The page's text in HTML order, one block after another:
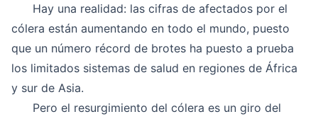
Hay una realidad: las cifras de afectados por el
cólera están aumentando en todo el mundo, puesto
que un número récord de brotes ha puesto a prueba
los limitados sistemas de salud en regiones de África
y sur de Asia.
Pero el resurgimiento del cólera es un giro del